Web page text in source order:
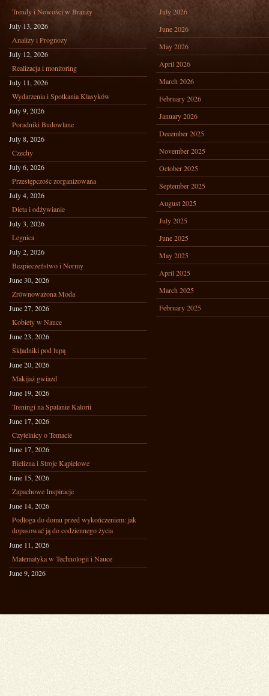
Trendy i Nowości w Branży
July 13, 2026
Analizy i Prognozy
July 12, 2026
Realizacja i monitoring
July 11, 2026
Wydarzenia i Spotkania Klasyków
July 9, 2026
Poradniki Budowlane
July 8, 2026
Czechy
July 6, 2026
Przestępczośc zorganizowana
July 4, 2026
Dieta i odżywianie
July 3, 2026
Legnica
July 2, 2026
Bezpieczeństwo i Normy
June 30, 2026
Zrównoważona Moda
June 27, 2026
Kobiety w Nauce
June 23, 2026
Składniki pod lupą
June 20, 2026
Makijaż gwiazd
June 19, 2026
Treningi na Spalanie Kalorii
June 17, 2026
Czytelnicy o Temacie
June 17, 2026
Bielizna i Stroje Kąpielowe
June 15, 2026
Zapachowe Inspiracje
June 14, 2026
Podłoga do domu przed wykończeniem: jak
dopasować ją do codziennego życia
June 11, 2026
Matematyka w Technologii i Nauce
June 9, 2026
July 2026
June 2026
May 2026
April 2026
March 2026
February 2026
January 2026
December 2025
November 2025
October 2025
September 2025
August 2025
July 2025
June 2025
May 2025
April 2025
March 2025
February 2025